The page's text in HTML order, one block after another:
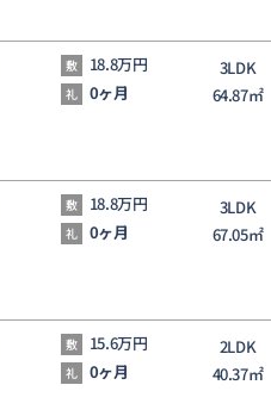
敷 18.8万円
礼 0ヶ月
3LDK
64.87㎡
敷 18.8万円
礼 0ヶ月
3LDK
67.05㎡
敷 15.6万円
礼 0ヶ月
2LDK
40.37㎡